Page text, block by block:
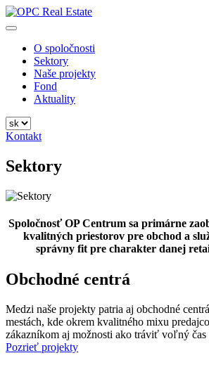
Preskočiť
na
O spoločnosti
Sektory
Naše projekty
Fond
Aktuality
Kontakt
Sektory
Spoločnosť OP Centrum sa primárne
kvalitných priestorov pre obchod a
správny fit pre charakter danej
Obchodné centrá
Medzi naše projekty patria aj obchodné
mestách, kde okrem kvalitného mixu
zákazníkom aj možnosti ako tráviť voľný čas
Pozrieť projekty